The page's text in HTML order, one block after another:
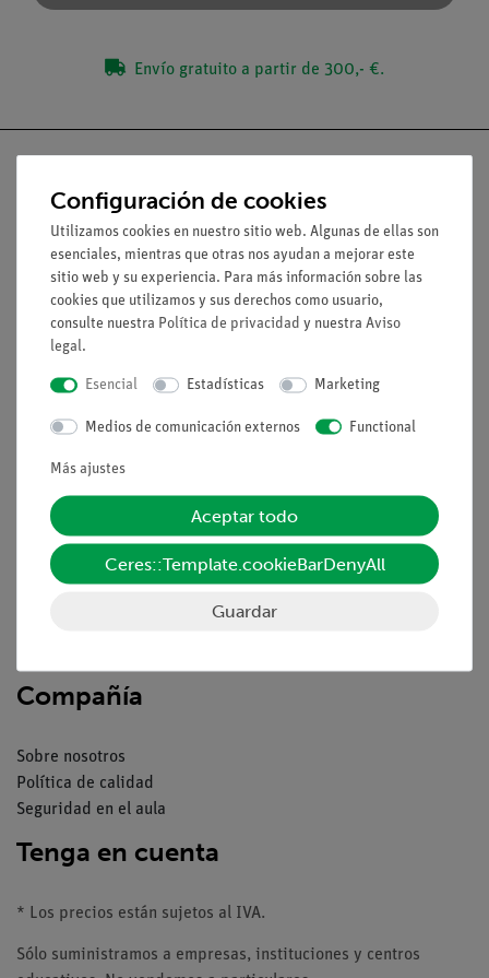
Envío gratuito a partir de 300,- €.
Nach oben
Aviso lega
Condiciones comerciales generales
Declaración de privacidad
Servicio
Resumen del servicio
Descargas
Compañía
Sobre nosotros
Política de calidad
Seguridad en el aula
Tenga en cuenta
* Los precios están sujetos al IVA.
Sólo suministramos a empresas, instituciones y centros
Configuración de cookies
Utilizamos cookies en nuestro sitio web. Algunas de ellas son
esenciales, mientras que otras nos ayudan a mejorar este
sitio web y su experiencia. Para más información sobre las
cookies que utilizamos y sus derechos como usuario,
consulte nuestra Política de privacidad y nuestra Aviso
legal.
Esencial Estadísticas Marketing
Medios de comunicación externos Functional
Más ajustes
Aceptar todo
Ceres::Template.cookieBarDenyAll
Guardar